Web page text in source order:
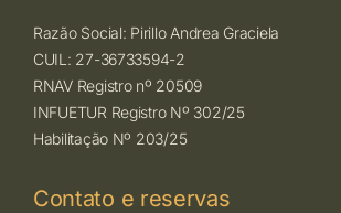
Razão Social: Pirillo Andrea Graciela
CUIL: 27-36733594-2
RNAV Registro nº 20509
INFUETUR Registro Nº 302/25
Habilitação Nº 203/25
Contato e reservas